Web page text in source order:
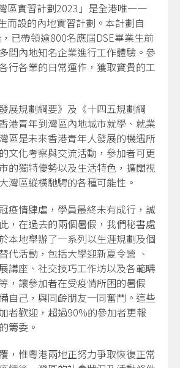
區實習計劃2023」是全港唯一一
而設的內地實習計劃。本計劃自
已帶領逾800名應屆DSE畢業生前
間內地知名企業進行工作體驗。參
行各業的日常運作，獲取寶貴的工
展規劃綱要》及《十四五規劃綱
港青年到灣區內地城市就學、就業
區是未來香港青年人發展的機遇所
文化考察與交流活動，參加者可更
的獨特優勢以及生活特色，擴闊視
灣區縱橫馳騁的各種可能性。
疫情肆虐，學員最終未有成行，誠
，在過去的兩個暑假，我們秘書處
本地舉辦了一系列以生涯規劃及個
代活動，包括大學迎新夏令營 、
講座、社交技巧工作坊以及各範疇
，讓參加者在受疫情所困的暑假
自己，與同齡朋友一同奮鬥。這些
者歡迎，超過90%的參加者更報
籌委。
，惟粵港兩地正努力爭取恢復正常